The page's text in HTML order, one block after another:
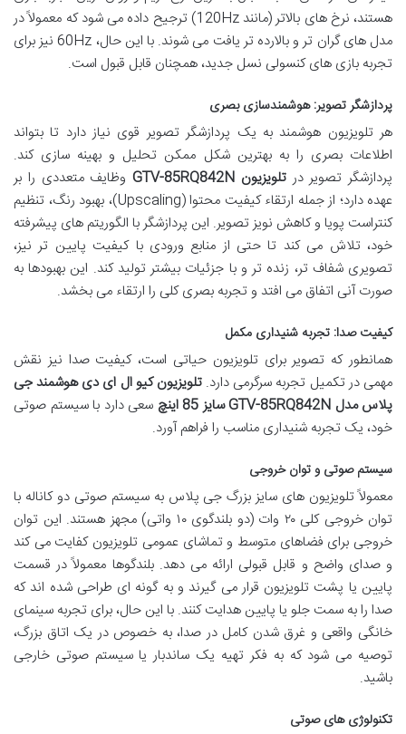
هستند، نرخ های بالاتر (مانند 120Hz) ترجیح داده می شود که معمولاً در
مدل های گران تر و بالارده تر یافت می شوند. با این حال، 60Hz نیز برای
تجربه بازی های کنسولی نسل جدید، همچنان قابل قبول است.
پردازشگر تصویر: هوشمندسازی بصری
هر تلویزیون هوشمند به یک پردازشگر تصویر قوی نیاز دارد تا بتواند
اطلاعات بصری را به بهترین شکل ممکن تحلیل و بهینه سازی کند.
پردازشگر تصویر درتلویزیون GTV-85RQ842N
وظایف متعددی را بر
عهده دارد؛ از جمله ارتقاء کیفیت محتوا (Upscaling)، بهبود رنگ، تنظیم
کنتراست پویا و کاهش نویز تصویر. این پردازشگر با الگوریتم های پیشرفته
خود، تلاش می کند تا حتی از منابع ورودی با کیفیت پایین تر نیز،
تصویری شفاف تر، زنده تر و با جزئیات بیشتر تولید کند. این بهبودها به
صورت آنی اتفاق می افتد و تجربه بصری کلی را ارتقاء می بخشد.
کیفیت صدا: تجربه شنیداری مکمل
همانطور که تصویر برای تلویزیون حیاتی است، کیفیت صدا نیز نقش
مهمی در تکمیل تجربه سرگرمی دارد. تلویزیون کیو ال ای دی هوشمند جی
پلاس مدل GTV-85RQ842N سایز 85 اینچ
سعی دارد با سیستم صوتی
خود، یک تجربه شنیداری مناسب را فراهم آورد.
سیستم صوتی و توان خروجی
معمولاً تلویزیون های سایز بزرگ جی پلاس به سیستم صوتی دو کاناله با
توان خروجی کلی ۲۰ وات (دو بلندگوی ۱۰ واتی) مجهز هستند. این توان
خروجی برای فضاهای متوسط و تماشای عمومی تلویزیون کفایت می کند
و صدای واضح و قابل قبولی ارائه می دهد. بلندگوها معمولاً در قسمت
پایین یا پشت تلویزیون قرار می گیرند و به گونه ای طراحی شده اند که
صدا را به سمت جلو یا پایین هدایت کنند. با این حال، برای تجربه سینمای
خانگی واقعی و غرق شدن کامل در صدا، به خصوص در یک اتاق بزرگ،
توصیه می شود که به فکر تهیه یک ساندبار یا سیستم صوتی خارجی
باشید.
تکنولوژی های صوتی